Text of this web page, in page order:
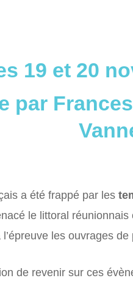
19 et 20
par
a été frappé par les
le littoral réunionnais
les ouvrages
de revenir sur ces